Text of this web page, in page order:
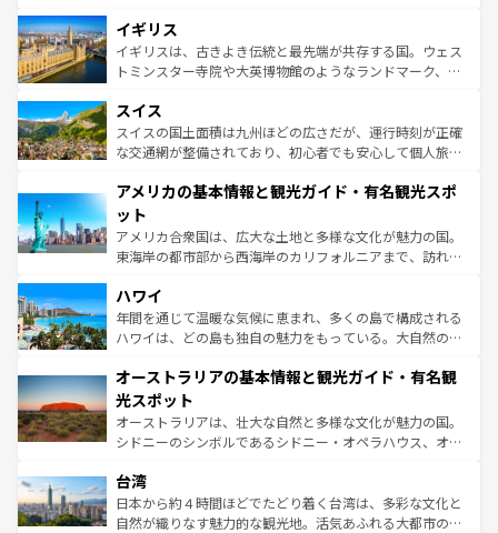
香り高いラベンダー畑など、多彩な楽しみ方が可能だ。さ
らに、パリ以外の地域にも魅力が溢れており、どの街角に
も豊かな歴史と文化が息づいている。パリ以外の個性あふ
を参照してほしい。
顔を持つこの国は、どこを歩いても飽きることがない。ベ
ルリンの文化的活気、バイエルン州のアルプスの絶景、そ
してライン川沿いのワイン畑といった風景は必見。ビール
は、お酒好きな人にはぜひ体験してほしい。 なお、新着の
ドイツ情報はコンテンツ一覧を参照してほしい。
イギリス
イギリスは、古きよき伝統と最先端が共存する国。ウェス
トミンスター寺院や大英博物館のようなランドマーク、歴
リアごとに異なる魅力がある。また、優雅なアフタヌーン
ティー、ビール好きにはたまらない英国パブ、サッカー観
戦など、本場だからこそできる体験も豊富。イギリスを旅
ンツ一覧を参照してほしい。
スイス
スイスの国土面積は九州ほどの広さだが、運行時刻が正確
な交通網が整備されており、初心者でも安心して個人旅行
の建物がそのまま残る町や、スイスならではのユニークな
博物館もあり、アルプス観光だけでなく町歩きも満喫する
ことができる。国民の所得が高いため物価も高いが、旅行
者向けの交通パス提供のサービスもあり、うまく活用すれ
着のスイス情報は
アメリカの基本情報と観光ガイド・有名観光スポ
ット
アメリカ合衆国は、広大な土地と多様な文化が魅力の国。
東海岸の都市部から西海岸のカリフォルニアまで、訪れる
のような巨大都市は、観光、ショッピング、エンターテイ
ンメントが詰まった刺激的なスポットだ。一方、アメリカ
西部には大自然が広がり、グランドキャニオンやイエロー
部のニューオーリンズでは、音楽と美食が融合した独特の
文化が魅力。旅行者はアメリカの各地域で異なる魅力を楽
しみながら、その多様性と豊かな歴史を感じることができ
るだろう。車でのロードトリップや列車の旅も、アメリカ
情報は
ハワイ
年間を通じて温暖な気候に恵まれ、多くの島で構成される
ハワイは、どの島も独自の魅力をもっている。大自然の神
ワイ島は見逃せない。また、定番の観光地といえばオアフ
島だが、静かな自然を求めるならマウイ島やカウアイ島が
おすすめ。エメラルドグリーンに輝く海をはじめ、豊かな
文化や歴史が息づいている。「アロハスピリット」と呼ば
人々、おいしいローカルフードやハワイアンミュージッ
ク、伝統的なフラダンスなど、すべてがハワイの魅力を彩
っている。訪れるたびに新しい発見と感動が待っているハ
オーストラリアの基本情報と観光ガイド・有名観
光スポット
オーストラリアは、壮大な自然と多様な文化が魅力の国。
シドニーのシンボルであるシドニー・オペラハウス、オー
リアリーフや大陸中央部にそびえるウルル（エアーズロッ
ク）、タスマニアの美しい原生林やケアンズの熱帯雨林な
ど、見どころがたくさん。また、カフェやワイン、オージ
台湾
日本から約４時間ほどでたどり着く台湾は、多彩な文化と
自然が織りなす魅力的な観光地。活気あふれる大都市の台